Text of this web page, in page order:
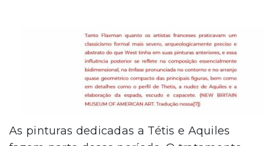
As pinturas dedicadas a Tétis e Aquiles